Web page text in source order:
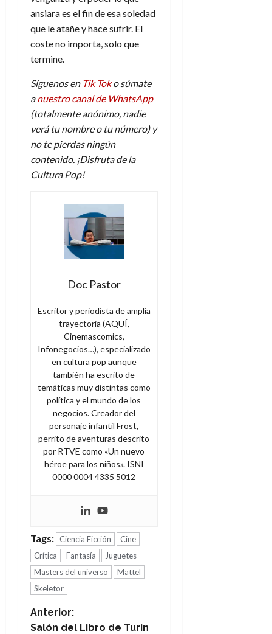
ansiara es el fin de esa soledad
que le atañe y hace sufrir. El
coste no importa, solo que
termine.
Síguenos en Tik Toko súmate
anuestro canal de WhatsApp
(totalmente anónimo, nadie
verá tu nombre o tu número) y
no te pierdas ningún
contenido. ¡Disfruta de la
Cultura Pop!
Doc Pastor
Escritor y periodista de amplia
trayectoria (AQUÍ,
Cinemascomics,
Infonegocios…), especializado
en cultura pop aunque
también ha escrito de
temáticas muy distintas como
política y el mundo de los
negocios. Creador del
personaje infantil Frost,
perrito de aventuras descrito
por RTVE como «Un nuevo
héroe para los niños». ISNI
0000 0004 4335 5012
Tags: Ciencia Ficción
Cine
Crítica
Fantasía
Juguetes
Masters del universo
Mattel
Skeletor
N
Anterior:
Salón del Libro de Turin